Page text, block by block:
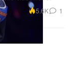
5.6K 1